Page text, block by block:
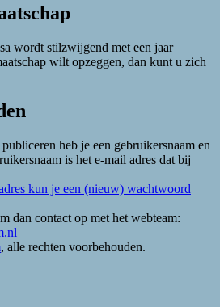
wordt stilzwijgend met een jaar
wilt opzeggen, dan kunt u zich
heb je een gebruikersnaam en
is het e-mail adres dat bij
kun je een (nieuw) wachtwoord
dan contact op met het webteam:
, alle rechten voorbehouden.